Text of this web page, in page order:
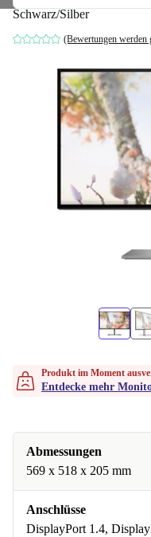
Schwarz/Silber
(Bewertungen werden
Produkt im Moment
Entdecke mehr
Abmessungen
569 x 518 x 205 mm
Anschlüsse
DisplayPort 1.4,